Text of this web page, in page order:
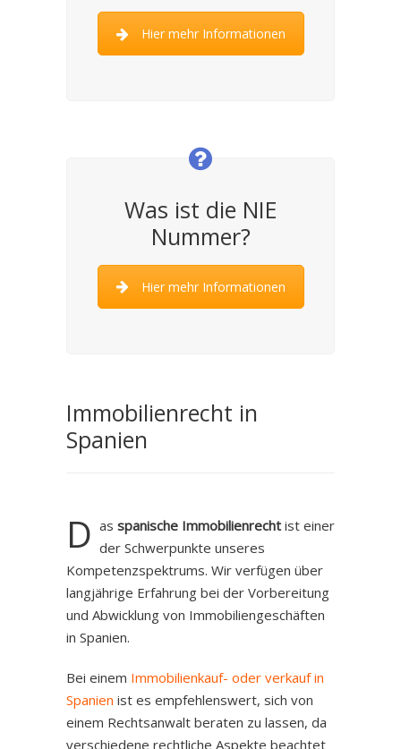
Hier mehr Informationen
Was ist die NIE
Nummer?
Hier mehr Informationen
Immobilienrecht in
Spanien
D as spanische Immobilienrecht ist einer
der Schwerpunkte unseres
Kompetenzspektrums. Wir verfügen über
langjährige Erfahrung bei der Vorbereitung
und Abwicklung von Immobiliengeschäften
in Spanien.
Bei einem Immobilienkauf- oder verkauf in
Spanien ist es empfehlenswert, sich von
einem Rechtsanwalt beraten zu lassen, da
verschiedene rechtliche Aspekte beachtet